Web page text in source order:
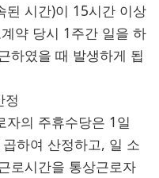
된 시간)이 15시간 이상
약 당시 1주간 일을 하
하였을 때 발생하게 됩
정
자의 주휴수당은 1일
하여 산정하고, 일 소
로시간을 통상근로자